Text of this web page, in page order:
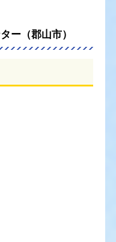
ー（郡山市）